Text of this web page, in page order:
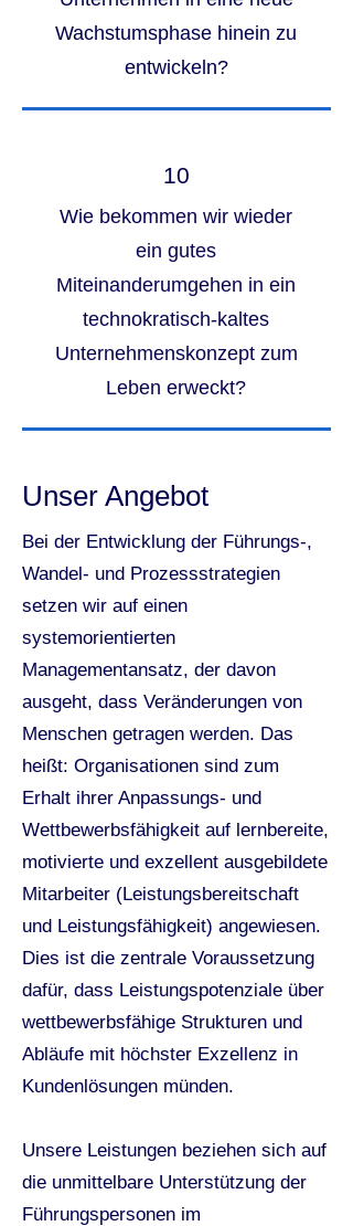
Wachstumsphase hinein zu
entwickeln?
10
Wie bekommen wir wieder
ein gutes
Miteinanderumgehen in ein
technokratisch-kaltes
Unternehmenskonzept zum
Leben erweckt?
Unser Angebot
Bei der Entwicklung der Führungs-,
Wandel- und Prozessstrategien
setzen wir auf einen
systemorientierten
Managementansatz, der davon
ausgeht, dass Veränderungen von
Menschen getragen werden. Das
heißt: Organisationen sind zum
Erhalt ihrer Anpassungs- und
Wettbewerbsfähigkeit auf lernbereite,
motivierte und exzellent ausgebildete
Mitarbeiter (Leistungsbereitschaft
und Leistungsfähigkeit) angewiesen.
Dies ist die zentrale Voraussetzung
dafür, dass Leistungspotenziale über
wettbewerbsfähige Strukturen und
Abläufe mit höchster Exzellenz in
Kundenlösungen münden.
Unsere Leistungen beziehen sich auf
die unmittelbare Unterstützung der
Führungspersonen im